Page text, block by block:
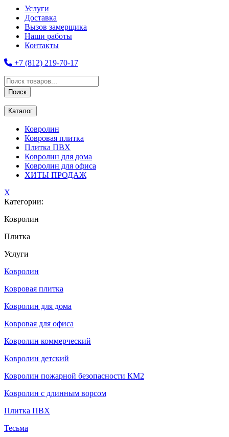
Услуги
Доставка
Вызов замерщика
Наши работы
Контакты
+7 (812) 219-70-17
Поиск
товаров
Поиск
Каталог
Ковролин
Ковровая плитка
Плитка ПВХ
Ковролин для дома
Ковролин для офиса
ХИТЫ ПРОДАЖ
X
Категории:
Ковролин
Плитка
Услуги
Ковролин
Ковровая плитка
Ковролин для дома
Ковровая для офиса
Ковролин коммерческий
Ковролин детский
Ковролин пожарной безопасности КМ2
Ковролин с длинным ворсом
Плитка ПВХ
Тесьма